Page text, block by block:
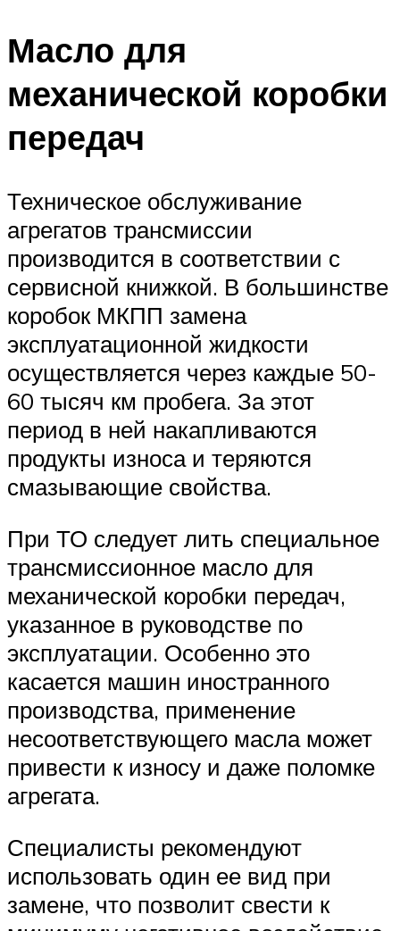
Масло для
механической коробки
передач
Техническое обслуживание
агрегатов трансмиссии
производится в соответствии с
сервисной книжкой. В большинстве
коробок МКПП замена
эксплуатационной жидкости
осуществляется через каждые 50-
60 тысяч км пробега. За этот
период в ней накапливаются
продукты износа и теряются
смазывающие свойства.
При ТО следует лить специальное
трансмиссионное масло для
механической коробки передач,
указанное в руководстве по
эксплуатации. Особенно это
касается машин иностранного
производства, применение
несоответствующего масла может
привести к износу и даже поломке
агрегата.
Специалисты рекомендуют
использовать один ее вид при
замене, что позволит свести к